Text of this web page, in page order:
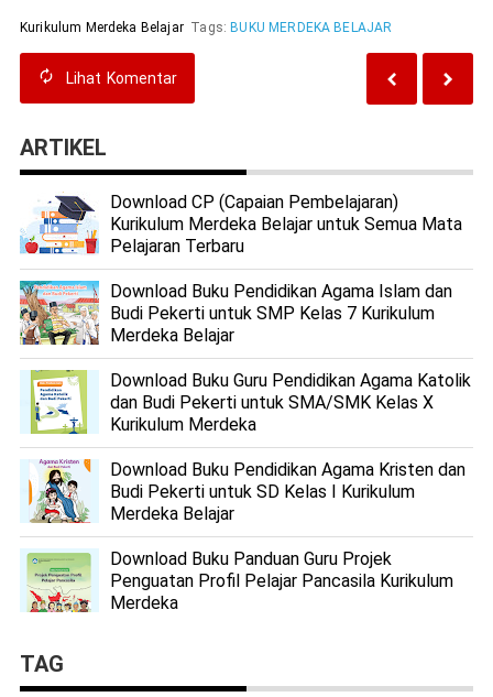
Kurikulum Merdeka Belajar Tags: BUKU MERDEKA BELAJAR
Lihat Komentar
ARTIKEL
Download CP (Capaian Pembelajaran)
Kurikulum Merdeka Belajar untuk Semua Mata
Pelajaran Terbaru
Download Buku Pendidikan Agama Islam dan
Budi Pekerti untuk SMP Kelas 7 Kurikulum
Merdeka Belajar
Download Buku Guru Pendidikan Agama Katolik
dan Budi Pekerti untuk SMA/SMK Kelas X
Kurikulum Merdeka
Download Buku Pendidikan Agama Kristen dan
Budi Pekerti untuk SD Kelas I Kurikulum
Merdeka Belajar
Download Buku Panduan Guru Projek
Penguatan Profil Pelajar Pancasila Kurikulum
Merdeka
TAG